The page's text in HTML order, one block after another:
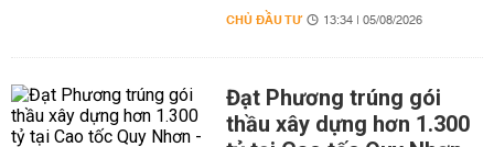
CHỦ ĐẦU TƯ 13:34 | 05/08/2026
Đạt Phương trúng gói
thầu xây dựng hơn 1.300